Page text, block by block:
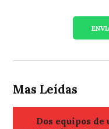
Mas Leídas